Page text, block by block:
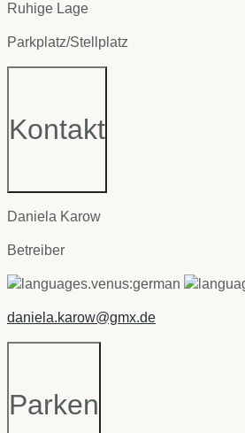
Ruhige Lage
Parkplatz/Stellplatz
Kontakt
Daniela Karow
Betreiber
daniela.karow@gmx.de
Parken